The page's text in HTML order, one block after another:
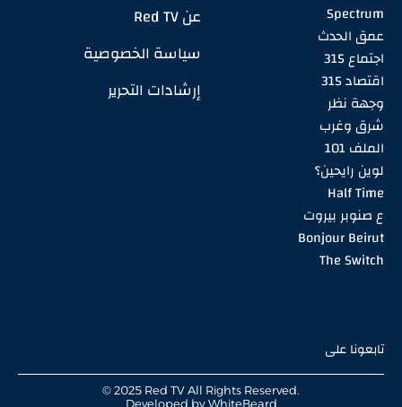
Spectrum
عمق الحدث
اجتماع 315
اقتصاد 315
وجهة نظر
شرق وغرب
الملف 101
لوين رايحين؟
Half Time
ع صنوبر بيروت
Bonjour Beirut
The Switch
عن Red TV
سياسة الخصوصية
إرشادات التحرير
تابعونا على
© 2025 Red TV All Rights Reserved.
Developed byWhiteBeard